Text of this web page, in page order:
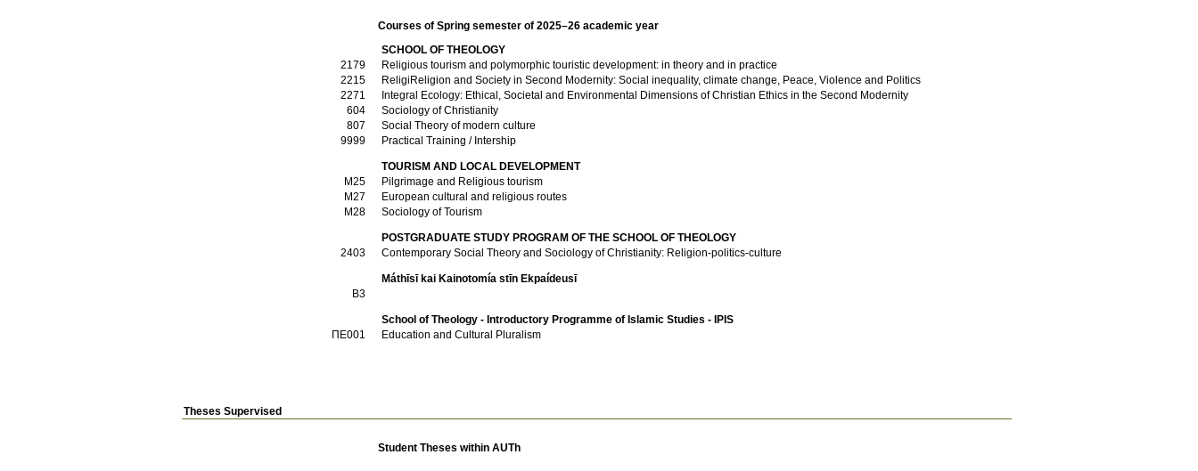
Courses of Spring semester of 2025–26 academic year
SCHOOL OF THEOLOGY
2179
Religious tourism and polymorphic touristic development: in theory and in practice
2215
ReligiReligion and Society in Second Modernity: Social inequality, climate change, Peace, Violence and Politics
2271
Integral Ecology: Ethical, Societal and Environmental Dimensions of Christian Ethics in the Second Modernity
604
Sociology of Christianity
807
Social Theory of modern culture
9999
Practical Training / Intership
TOURISM AND LOCAL DEVELOPMENT
Μ25
Pilgrimage and Religious tourism
Μ27
European cultural and religious routes
Μ28
Sociology of Tourism
POSTGRADUATE STUDY PROGRAM OF THE SCHOOL OF THEOLOGY
2403
Contemporary Social Theory and Sociology of Christianity: Religion-politics-culture
Máthīsī kai Kainotomía stīn Ekpaídeusī
Β3
School of Theology - Introductory Programme of Islamic Studies - IPIS
ΠΕ001
Education and Cultural Pluralism
Theses Supervised
Student Theses within AUTh